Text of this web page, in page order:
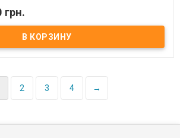
Sweet Dreams из 3-х штук 70х140 см
шт Состав: махра микрокоттон, 100%
г/м.кв. Производитель: Sweet Dreams
грн.
2 3 4 →